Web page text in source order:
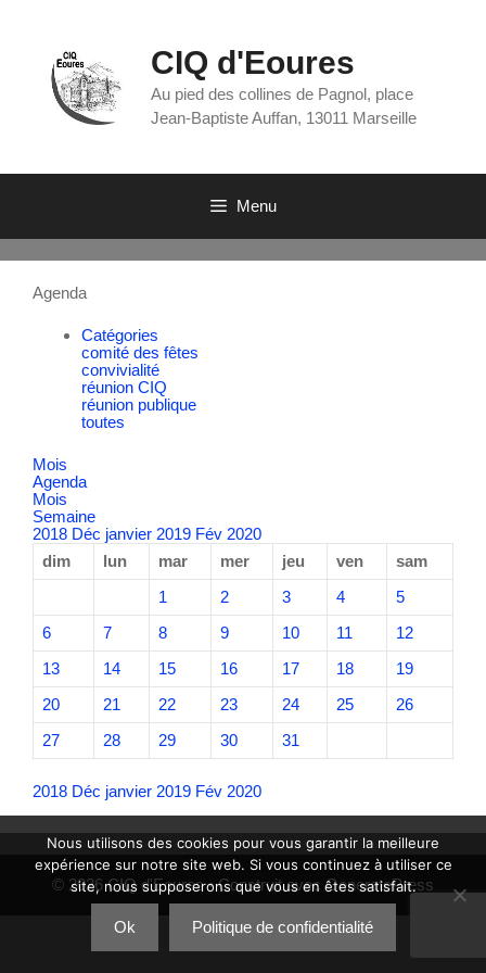
CIQ d'Eoures
Au pied des collines de Pagnol, place
Jean-Baptiste Auffan, 13011 Marseille
Menu
Agenda
Catégories
comité des fêtes
convivialité
réunion CIQ
réunion publique
toutes
Mois
Agenda
Mois
Semaine
2018 Déc janvier 2019 Fév 2020
dim
lun mar mer jeu ven
sam
1
2 3 4
5
6
7 8 9 10 11
12
13
14 15 16 17 18
19
20
21 22 23 24 25
26
27
28 29 30 31
2018 Déc janvier 2019 Fév 2020
© 2026 CIQ d'Eoures• Construit avecGeneratePress
Nous utilisons des cookies pour vous garantir la meilleure
expérience sur notre site web. Si vous continuez à utiliser ce
site, nous supposerons que vous en êtes satisfait.
Ok Politique de confidentialité